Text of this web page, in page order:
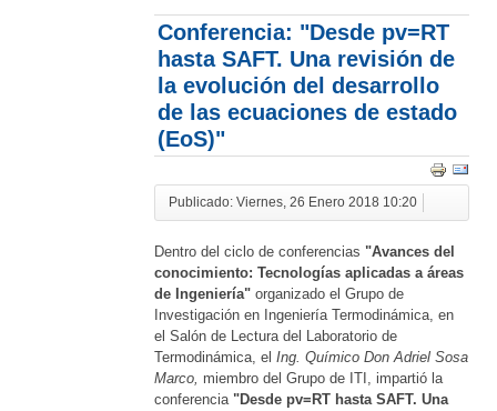
Conferencia: "Desde pv=RT
hasta SAFT. Una revisión de
la evolución del desarrollo
de las ecuaciones de estado
(EoS)"
Publicado: Viernes, 26 Enero 2018 10:20
Dentro del ciclo de conferencias "Avances del
conocimiento: Tecnologías aplicadas a áreas
de Ingeniería"organizado el Grupo de
Investigación en Ingeniería Termodinámica, en
el Salón de Lectura del Laboratorio de
Termodinámica, elIng. Químico Don Adriel Sosa
Marco, miembro del Grupo de ITI, impartió la
conferencia "Desde pv=RT hasta SAFT. Una